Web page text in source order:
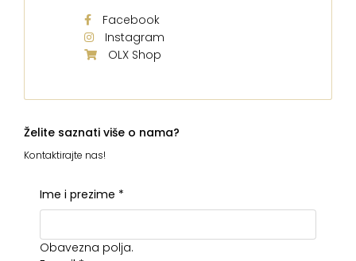
Facebook
Instagram
OLX Shop
Želite saznati više o nama?
Kontaktirajte nas!
Ime i prezime *
Obavezna polja.